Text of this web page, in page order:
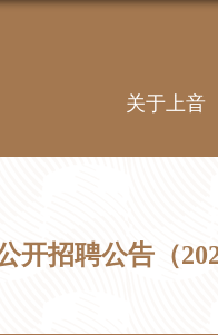
关于上音
招聘公告（